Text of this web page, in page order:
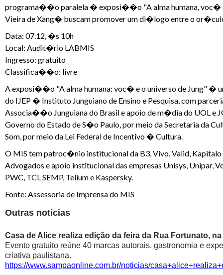
programa��o paralela � exposi��o "A alma humana, voc�
Vieira de Xang� buscam promover um di�logo entre o
Data: 07.12, �s 10h
Local: Audit�rio LABMIS
Ingresso: gratuito
Classifica��o: livre
A exposi��o "A alma humana: voc� e o universo de Jung"
do IJEP � Instituto Junguiano de Ensino e Pesquisa, com
Associa��o Junguiana do Brasil e apoio de m�dia do UOL
Governo do Estado de S�o Paulo, por meio da Secretaria da
Som, por meio da Lei Federal de Incentivo � Cultura.
O MIS tem patroc�nio institucional da B3, Vivo, Valid, Kapitalo
Advogados e apoio institucional das empresas Unisys,
PWC, TCL SEMP, Telium e Kaspersky.
Fonte: Assessoria de Imprensa do MIS
Outras notícias
Casa de Alice realiza edição da feira da Rua Fortunato,
Evento gratuito reúne 40 marcas autorais, gastronomia e
criativa paulistana.
https://www.sampaonline.com.br/noticias/